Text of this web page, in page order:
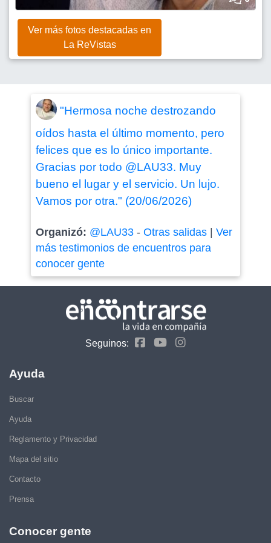
Ver más fotos destacadas en
La ReVistas
"Hermosa noche destrozando
oídos hasta el último momento, pero
felices que es lo único importante.
Gracias por todo @LAU33. Muy
bueno el lugar y el servicio. Un lujo.
Vamos por otra." (20/06/2026)
Organizó: @LAU33- Otras salidas| Ver
más testimonios de encuentros para
conocer gente
Seguinos:
Ayuda
Buscar
Ayuda
Reglamento y Privacidad
Mapa del sitio
Contacto
Prensa
Conocer gente